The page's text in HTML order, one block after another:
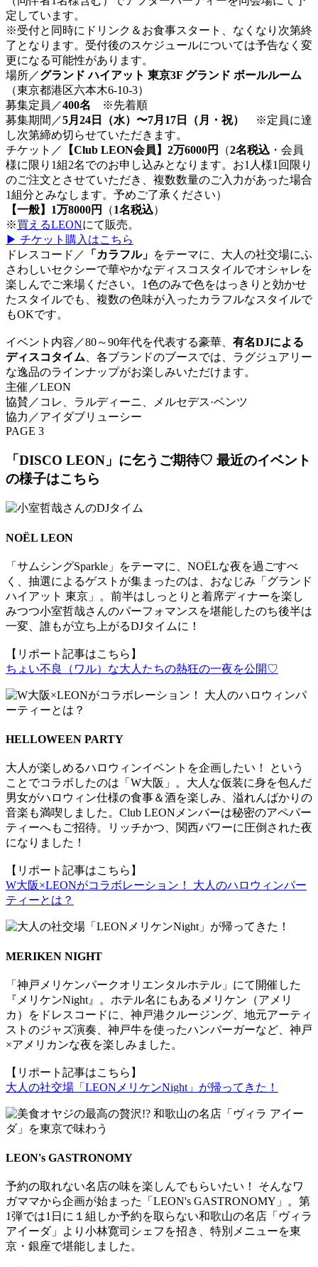
定しています。
※受付と同時にドリンク＆お食事スタート、なくなり次第終
了となります。受付後のスケジュールについては予告なく変
更になる可能性があります。
場所／グランド ハイアット 東京3F グランド ボールルーム
（東京都港区六本木6-10-3）
募集定員／400名
※先着順
募集期間／5月24日（水）〜7月17日（月・祝）
※定員に達
し次第締め切らせていただきます。
チケット／
【Club LEON会員】2万6000円 （2名税込 ・会員
様に限り1組2名でのお申し込みとなります。お1人様1回限り
のご注文とさせていただき、複数数量のご入力があった場合
1組分とみなします。予めご了承ください）
【一般】1万8000円
（1名税込）
※買えるLEONにて販売。
▶︎ チケット購入はこちら
ドレスコード／
「カラフル」 をテーマに、大人の社交場にふ
さわしいセクシーで華やかなディスコスタイルでオシャレを
楽しんでご来場ください。1色のみで色をはっきりと効かせ
たスタイルでも、複数の色味が入ったカラフルなスタイルで
もOKです。
イベント内容／80～90年代を代表する豪華、 有名DJによる
ディスコタイム 、各ブランドのブースでは、ラグジュアリー
な逸品のラインナップがお楽しみいただけます。
主催／LEON
協賛／コレ、ラルディーニ、メルセデス·ベンツ
協力／アイダブリューシー
PAGE 3
「DISCO LEON」に乞うご期待♡ 最近のイベント
の様子はこちら
NOËL LEON
「サムシングSparkle」をテーマに、NOЁLな夜を過ごすべ
く、抽選によるゲストが集まったのは、おなじみ「グランド
ハイアット 東京」。前半はしっとりと着席ディナーを楽し
みつつ小室哲哉さんのパーフォマンスを堪能したのち後半は
一変、誰もが立ち上がるDJタイムに！
【リポート記事はこちら】
ちょい不良（ワル）な大人たちの熱狂の一夜を公開♡
HELLOWEEN PARTY
大人が楽しめるハロウィンイベントを企画したい！ という
ことでコラボしたのは「W大阪」。大人な仮装に身を包んだ
男女がハロウィン仕様の食事＆酒を楽しみ、溢れんばかりの
音楽も満喫しました。Club LEONメンバーは秘密のアペパー
ティーへもご招待。リッチかつ、関西パワーに圧倒された夜
になりました！
【リポート記事はこちら】
W大阪×LEONがコラボレーション！ 大人のハロウィンパー
ティーとは？
MERIKEN NIGHT
「神戸メリケンパークオリエンタルホテル」にて開催した
『メリケンNight』。ホテル名にもあるメリケン（アメリ
カ）をドレスコードに、神戸港クルージング、地元アーティ
ストのジャズ演奏、神戸牛を使ったハンバーガーなど、神戸
×アメリカンな夜を楽しみました。
【リポート記事はこちら】
大人の社交場「LEONメリケンNight」が帰ってきた！
LEON's GASTRONOMY
予約の取れない名店の味を楽しんでもらいたい！ そんなワ
ガママから企画が始まった「LEON's GASTRONOMY」。第
1弾では1日に１組しか予約を取らない和歌山の名店「ヴィラ
アイーダ」より小林寛司シェフを招き、特別メニューを東
京・銀座で堪能しました。